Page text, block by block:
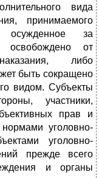
вида
принимаемого
за
освобождено от
либо
быть сокращено
видом. Субъекты
участники,
прав и
нормами уголовно-
уголовно-
прежде всего
и органы